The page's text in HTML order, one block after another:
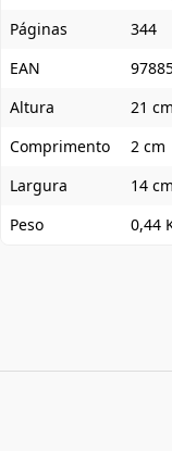
Páginas
344
EAN
Altura
21 cm
Comprimento
2 cm
Largura
14 cm
Peso
0,44